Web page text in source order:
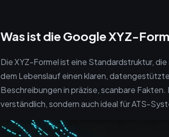
Was ist die Google XYZ-
Die XYZ-Formel ist eine Standardstruktur,
dem Lebenslauf einen klaren,
Beschreibungen in präzise, scanbare
verständlich, sondern auch ideal für ATS-